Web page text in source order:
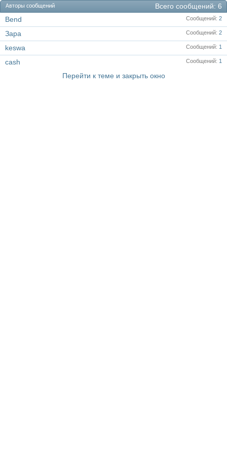
Всего сообщений 6
Авторы сообщений
Сообщений 2
Bend
Сообщений 2
Зара
Сообщений 1
keswa
Сообщений 1
cash
Перейти к теме и закрыть окно